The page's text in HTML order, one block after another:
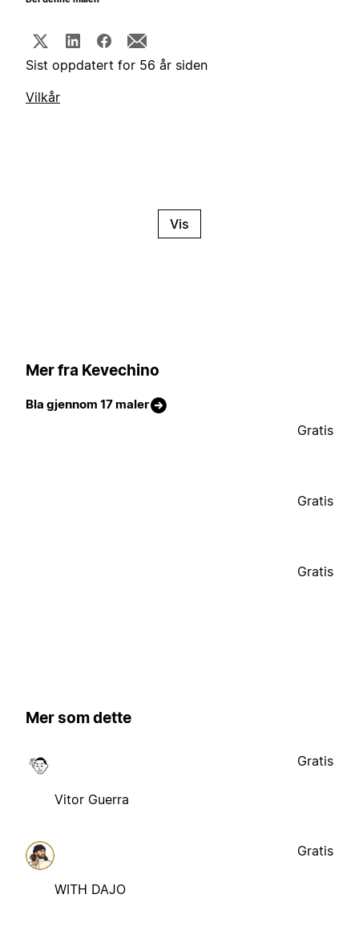
Sist oppdatert for 56 år siden
Vilkår
Vis
Mer fra Kevechino
Bla gjennom 17 maler
Gratis
Gratis
Gratis
Mer som dette
Vitor Guerra
Gratis
WITH DAJO
Gratis